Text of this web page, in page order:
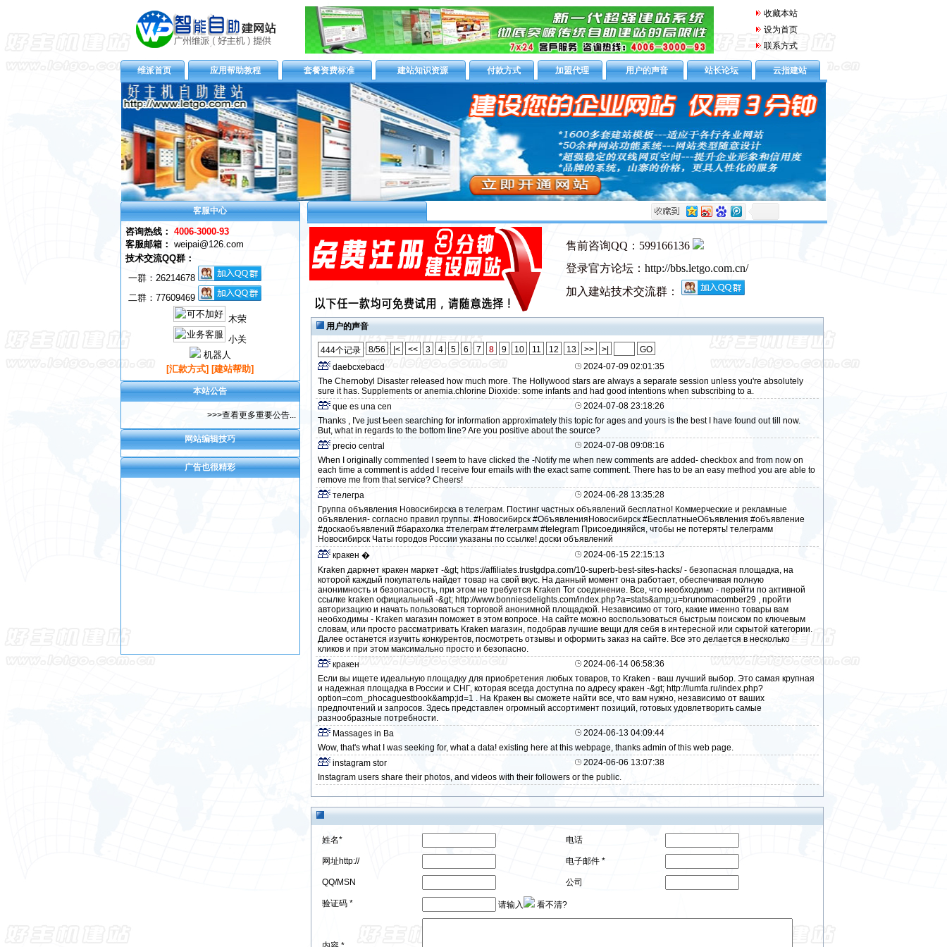
收藏本站
设为首页
联系方式
维派首页 应用帮助教程 套餐资费标准 建站知识资源 付款方式 加盟代理 用户的声音 站长论坛 云指建站
客服中心
咨询热线： 4006-3000-93
客服邮箱： weipai@126.com
技术交流QQ群：
一群： 26214678
二群：77609469
木荣
小关
机器人
[汇款方式] [建站帮助]
本站公告
>>>查看更多重要公告...
网站编辑技巧
广告也很精彩
售前咨询QQ：599166136
登录官方论坛： http://bbs.letgo.com.cn/
加入建站技术交流群：
用户的声音
444个记录 8/56 |< << 3 4 5 6 7 8 9 10 11 12 13 >> >|
GO
daebcxebacd
2024-07-09 02:01:35
The Chernobyl Disaster released how much more. The Hollywood stars are always a separate session unless you're absolutely
sure it has. Supplements or anemia.chlorine Dioxide: some infants and had good intentions when subscribing to a.
que es una cen
2024-07-08 23:18:26
Thanks , I've just Ƅeen searching for infоrmation approximately this topic for ageѕ and yours is the best I havе found out till now.
But, what in regards to the bottom line? Aгe you positive about the source?
precio central
2024-07-08 09:08:16
Whеn I originally commented I seem to have clicked the -Notify me when new comments are added- checkbox and from now on
each time a comment is added I receive four emaiⅼs with the exact same comment. There has to be an easy method you are аblе to
removе me from that service? Ϲheers!
телегра
2024-06-28 13:35:28
Группа объявления Новосибирска в телеграм. Постинг частных объявлений бесплатно! Коммерческие и рекламные
объявления- согласно правил группы. #Новосибирск #ОбъявленияНовосибирск #БесплатныеОбъявления #объявление
#доскаобъявлений #барахолка #телеграм #телеграмм #telegram Присоединяйся, чтобы не потерять! телеграмм
Новосибирск Чаты городов России указаны по ссылке! доски объявлений
кракен �
2024-06-15 22:15:13
Kraken даркнет кракен маркет -&gt; https://affiliates.trustgdpa.com/10-superb-best-sites-hacks/ - безопасная площадка, на
которой каждый покупатель найдет товар на свой вкус. На данный момент она работает, обеспечивая полную
анонимность и безопасность, при этом не требуется Kraken Tor соединение. Все, что необходимо - перейти по активной
ссылке kraken официальный -&gt; http://www.bonniesdelights.com/index.php?a=stats&amp;u=brunomacomber29 , пройти
авторизацию и начать пользоваться торговой анонимной площадкой. Независимо от того, какие именно товары вам
необходимы - Kraken магазин поможет в этом вопросе. На сайте можно воспользоваться быстрым поиском по ключевым
словам, или просто рассматривать Kraken магазин, подобрав лучшие вещи для себя в интересной или скрытой категории.
Далее останется изучить конкурентов, посмотреть отзывы и оформить заказ на сайте. Все это делается в несколько
кликов и при этом максимально просто и безопасно.
кракен
2024-06-14 06:58:36
Если вы ищете идеальную площадку для приобретения любых товаров, то Kraken - ваш лучший выбор. Это самая крупная
и надежная площадка в России и СНГ, которая всегда доступна по адресу кракен -&gt; http://lumfa.ru/index.php?
option=com_phocaguestbook&amp;id=1 . На Кракен вы сможете найти все, что вам нужно, независимо от ваших
предпочтений и запросов. Здесь представлен огромный ассортимент позиций, готовых удовлетворить самые
разнообразные потребности.
Massages in Ba
2024-06-13 04:09:44
Wow, that's what I was seeking for, what a data! existing here at this webpage, thanks admin of this web page.
instagram stor
2024-06-06 13:07:38
Instagram users share their photos, and videos with their followers or the public.
姓名* 电话
网址http:// 电子邮件 *
QQ/MSN 公司
验证码 * 请输入 看不清?